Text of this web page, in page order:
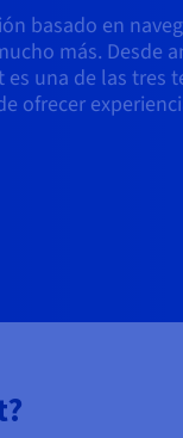
basado en
más. Desde
una de las tres
ofrecer